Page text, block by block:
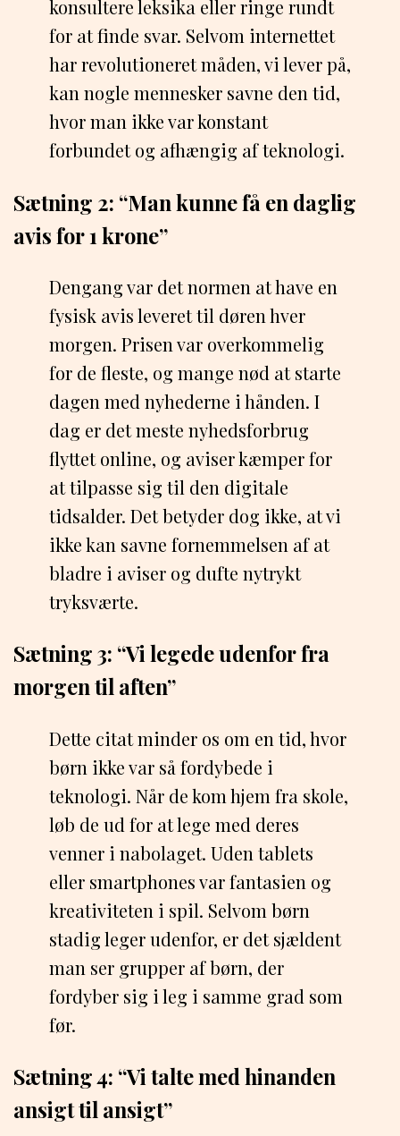
konsultere leksika eller ringe rundt
for at finde svar. Selvom internettet
har revolutioneret måden, vi lever på,
kan nogle mennesker savne den tid,
hvor man ikke var konstant
forbundet og afhængig af teknologi.
Sætning 2: “Man kunne få en daglig
avis for 1 krone”
Dengang var det normen at have en
fysisk avis leveret til døren hver
morgen. Prisen var overkommelig
for de fleste, og mange nød at starte
dagen med nyhederne i hånden. I
dag er det meste nyhedsforbrug
flyttet online, og aviser kæmper for
at tilpasse sig til den digitale
tidsalder. Det betyder dog ikke, at vi
ikke kan savne fornemmelsen af at
bladre i aviser og dufte nytrykt
tryksværte.
Sætning 3: “Vi legede udenfor fra
morgen til aften”
Dette citat minder os om en tid, hvor
børn ikke var så fordybede i
teknologi. Når de kom hjem fra skole,
løb de ud for at lege med deres
venner i nabolaget. Uden tablets
eller smartphones var fantasien og
kreativiteten i spil. Selvom børn
stadig leger udenfor, er det sjældent
man ser grupper af børn, der
fordyber sig i leg i samme grad som
før.
Sætning 4: “Vi talte med hinanden
ansigt til ansigt”